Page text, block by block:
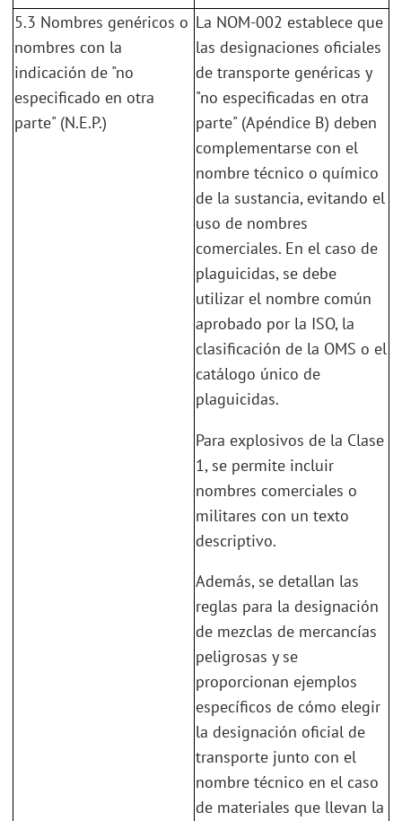
5.3 Nombres genéricos o
nombres con la
indicación de "no
especificado en otra
parte" (N.E.P.)
La NOM-002 establece que
las designaciones oficiales
de transporte genéricas y
"no especificadas en otra
parte" (Apéndice B) deben
complementarse con el
nombre técnico o químico
de la sustancia, evitando el
uso de nombres
comerciales. En el caso de
plaguicidas, se debe
utilizar el nombre común
aprobado por la ISO, la
clasificación de la OMS o el
catálogo único de
plaguicidas.
Para explosivos de la Clase
1, se permite incluir
nombres comerciales o
militares con un texto
descriptivo.
Además, se detallan las
reglas para la designación
de mezclas de mercancías
peligrosas y se
proporcionan ejemplos
específicos de cómo elegir
la designación oficial de
transporte junto con el
nombre técnico en el caso
de materiales que llevan la